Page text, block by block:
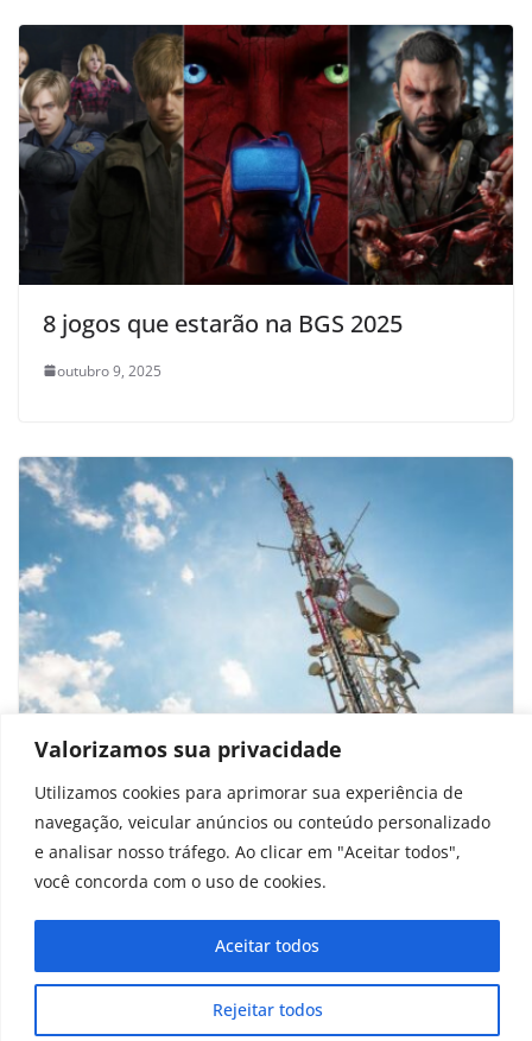
Valorizamos sua privacidade
Utilizamos cookies para aprimorar sua experiência de
navegação, veicular anúncios ou conteúdo personalizado
e analisar nosso tráfego. Ao clicar em "Aceitar todos",
você concorda com o uso de cookies.
Rejeitar todos
Aceitar todos
8 jogos que estarão na BGS 2025
outubro 9, 2025
6G no Brasil: engenheiros apontam
erros que o país precisa evitar
outubro 6, 2025
Copyright © 2025 - 2026curiosidadesonline.com.br